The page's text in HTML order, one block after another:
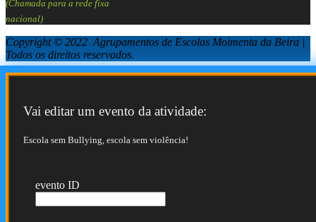
(Chamada para a rede fixa
nacional)
Copyright © 2022 Agrupamentos de Escolas Moimenta da Beira |
Todos os direitos reservados.
Vai editar um evento da atividade:
Escola sem Bullying, escola sem violência!
evento ID